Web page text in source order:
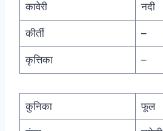
कावेरी नदी
कीर्ती –
कृत्तिका –
कुनिका फूल